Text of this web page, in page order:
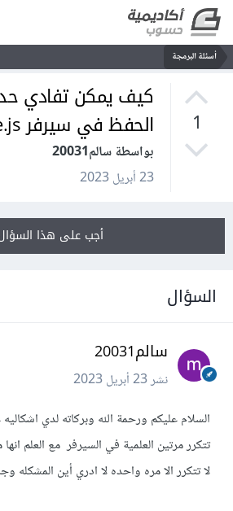
أسئلة البرمجة
1
كيف يمكن تفادي
الحفظ في سيرفر node.js
بواسطة سالم20031
23 أبريل 2023
أجب على هذا السؤال
السؤال
سالم20031
نشر23 أبريل 2023
تتكرر مرتين العلمية في السيرفر مع العلم
لا تتكرر الا مره واحده لا ادري أين المشكله